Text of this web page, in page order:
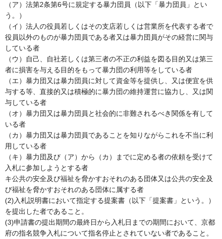
（ア）法第2条第6号に規定する暴力団員（以下「暴力団員」とい
う。）
（イ）法人の役員若しくはその支店若しくは営業所を代表する者で
役員以外のものが暴力団員である者又は暴力団員がその経営に関与
している者
（ウ）自己、自社若しくは第三者の不正の利益を図る目的又は第三
者に損害を与える目的をもって暴力団の利用等をしている者
（エ）暴力団又は暴力団員に対して資金等を提供し、又は便宜を供
与する等、直接的又は積極的に暴力団の維持運営に協力し、又は関
与している者
（オ）暴力団又は暴力団員と社会的に非難されるべき関係を有して
いる者
（カ）暴力団又は暴力団員であることを知りながらこれを不当に利
用している者
（キ）暴力団及び（ア）から（カ）までに定める者の依頼を受けて
入札に参加しようとする者
キ公共の安全及び福祉を脅かすおそれのある団体又は公共の安全及
び福祉を脅かすおそれのある団体に属する者
(2)入札説明書において指定する提案書（以下「提案書」という。）
を提出した者であること。
(3)申請書の提出期間の最終日から入札日までの期間において、京都
府の指名競争入札について指名停止とされていない者であること。